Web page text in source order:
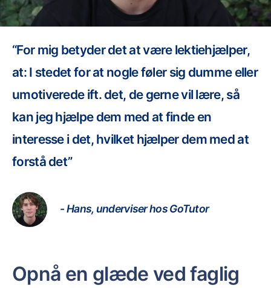
“For mig betyder det at være lektiehjælper,
at: I stedet for at nogle føler sig dumme eller
umotiverede ift. det, de gerne vil lære, så
kan jeg hjælpe dem med at finde en
interesse i det, hvilket hjælper dem med at
forstå det”
- Hans, underviser hos GoTutor
Opnå en glæde ved faglig